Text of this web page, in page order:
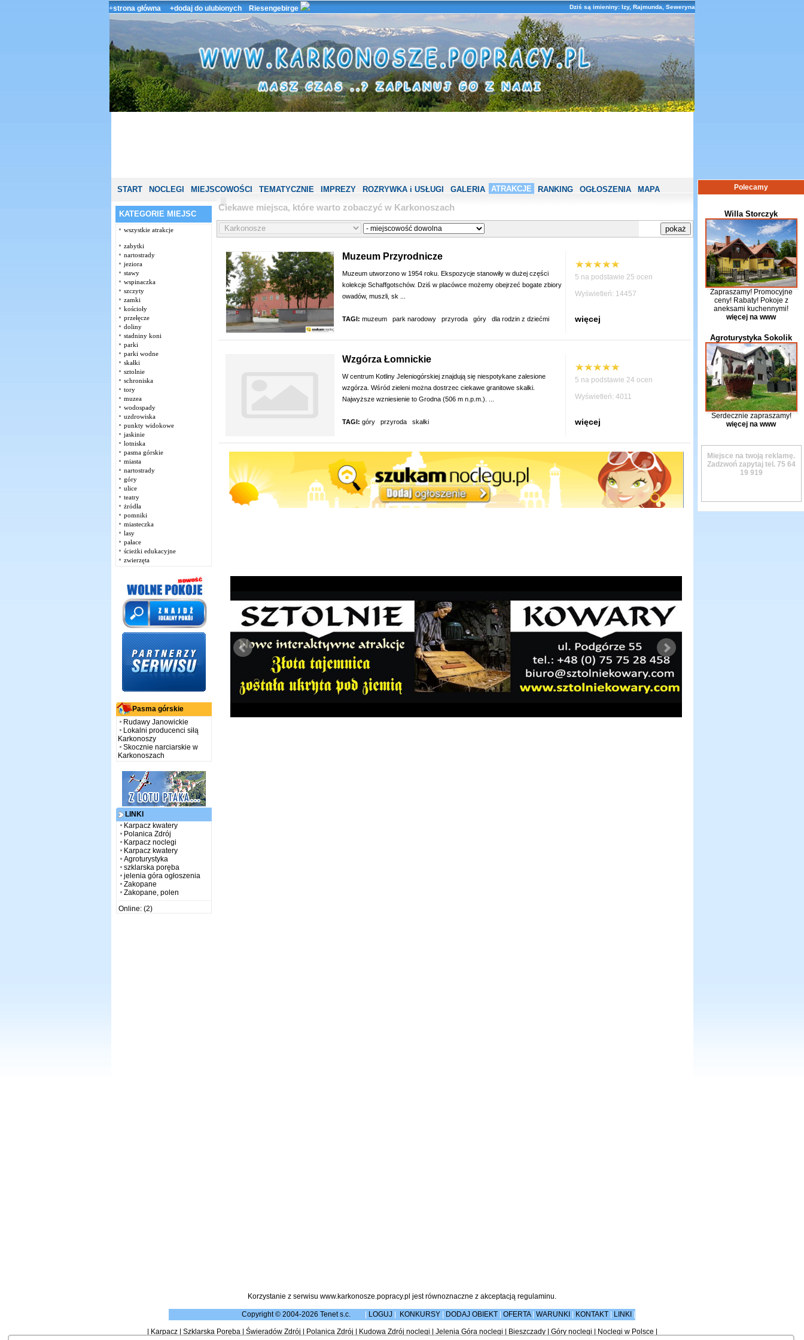
+strona główna +dodaj do ulubionych Riesengebirge Dziś są imieniny: Izy, Rajmunda, Seweryna
START NOCLEGI MIEJSCOWOŚCI TEMATYCZNIE IMPREZY ROZRYWKA i USŁUGI GALERIA ATRAKCJE RANKING OGŁOSZENIA MAPA
KATEGORIE MIEJSC
wszystkie atrakcje
zabytki
nartostrady
jeziora
stawy
wspinaczka
szczyty
zamki
kościoły
przełęcze
doliny
stadniny koni
parki
parki wodne
skałki
sztolnie
schroniska
tory
muzea
wodospady
uzdrowiska
punkty widokowe
jaskinie
lotniska
pasma górskie
miasta
nartostrady
góry
ulice
teatry
żródła
pomniki
miasteczka
lasy
pałace
ścieżki edukacyjne
zwierzęta
Pasma górskie
Rudawy Janowickie
Lokalni producenci siłą
Karkonoszy
Skocznie narciarskie w
Karkonoszach
LINKI
Karpacz kwatery
Polanica Zdrój
Karpacz noclegi
Karpacz kwatery
Agroturystyka
szklarska poręba
jelenia góra ogłoszenia
Zakopane
Zakopane, polen
Online: (2)
Ciekawe miejsca, które warto zobaczyć w Karkonoszach
Muzeum Przyrodnicze
Muzeum utworzono w 1954 roku. Ekspozycje stanowiły w dużej części
kolekcje Schaffgotschów. Dziś w placówce możemy obejrzeć bogate zbiory
owadów, muszli, sk ...
TAGI: muzeum park narodowy przyroda góry dla rodzin z dziećmi
5 na podstawie 25 ocen
Wyświetleń: 14457
więcej
Wzgórza Łomnickie
W centrum Kotliny Jeleniogórskiej znajdują się niespotykane zalesione
wzgórza. Wśród zieleni można dostrzec ciekawe granitowe skałki.
Najwyższe wzniesienie to Grodna (506 m n.p.m.). ...
TAGI: góry przyroda skałki
5 na podstawie 24 ocen
Wyświetleń: 4011
więcej
Polecamy
Willa Storczyk
Zapraszamy! Promocyjne
ceny! Rabaty! Pokoje z
aneksami kuchennymi!
więcej na www
Agroturystyka Sokolik
Serdecznie zapraszamy!
więcej na www
Miejsce na twoją reklamę.
Zadzwoń zapytaj tel. 75 64
19 919
Korzystanie z serwisu www.karkonosze.popracy.pl jest równoznaczne z akceptacją regulaminu.
Copyright © 2004-2026 Tenet s.c. LOGUJ KONKURSY DODAJ OBIEKT OFERTA| WARUNKI KONTAKT LINKI
Karpacz| Szklarska Poręba| Świeradów Zdrój Polanica Zdrój Kudowa Zdrój noclegi Jelenia Góra noclegi Bieszczady| Góry noclegi Noclegi w Polsce